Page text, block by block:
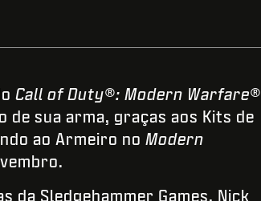
Call of Duty®: Modern Warfare®
sua arma, graças aos Kits de
ao Armeiro no Modern
da Sledgehammer Games, Nick